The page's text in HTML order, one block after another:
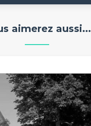
aimerez aussi...